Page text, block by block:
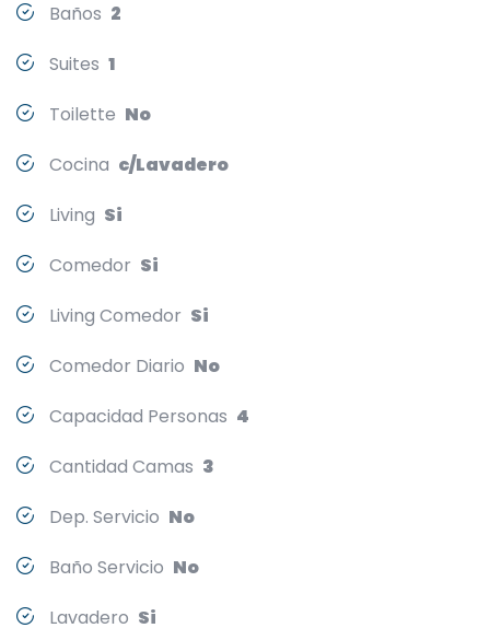
Baños 2
Suites 1
Toilette No
Cocina c/Lavadero
Living Si
Comedor Si
Living Comedor Si
Comedor Diario No
Capacidad Personas 4
Cantidad Camas 3
Dep. Servicio No
Baño Servicio No
Lavadero Si